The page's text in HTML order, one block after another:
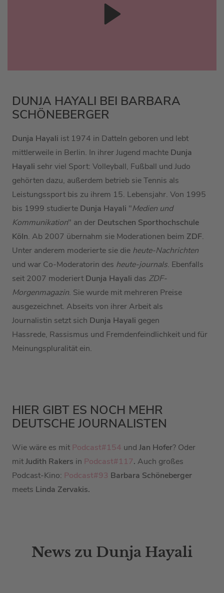
DUNJA HAYALI BEI BARBARA
SCHÖNEBERGER
Dunja Hayali ist 1974 in Datteln geboren und lebt
mittlerweile in Berlin. In ihrer Jugend machte Dunja
Hayali sehr viel Sport: Volleyball, Fußball und Judo
gehörten dazu, außerdem betrieb sie Tennis als
Leistungssport bis zu ihrem 15. Lebensjahr. Von 1995
bis 1999 studierte Dunja Hayali "Medien und
Kommunikation" an der Deutschen Sporthochschule
Köln. Ab 2007 übernahm sie Moderationen beim ZDF.
Unter anderem moderierte sie die heute-Nachrichten
und war Co-Moderatorin des heute-journals. Ebenfalls
seit 2007 moderiert Dunja Hayali das ZDF-
Morgenmagazin. Sie wurde mit mehreren Preise
ausgezeichnet. Abseits von ihrer Arbeit als
Journalistin setzt sich Dunja Hayali gegen
Hassrede, Rassismus und Fremdenfeindlichkeit und für
Meinungspluralität ein.
HIER GIBT ES NOCH MEHR
DEUTSCHE JOURNALISTEN
Wie wäre es mit Podcast#154 und Jan Hofer? Oder
mitJudith Rakers in Podcast#117. Auch großes
Podcast-Kino: Podcast#93 Barbara Schöneberger
meets Linda Zervakis.
News zu Dunja Hayali